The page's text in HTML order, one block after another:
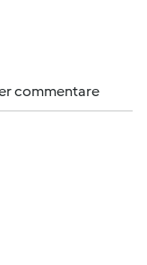
commentare